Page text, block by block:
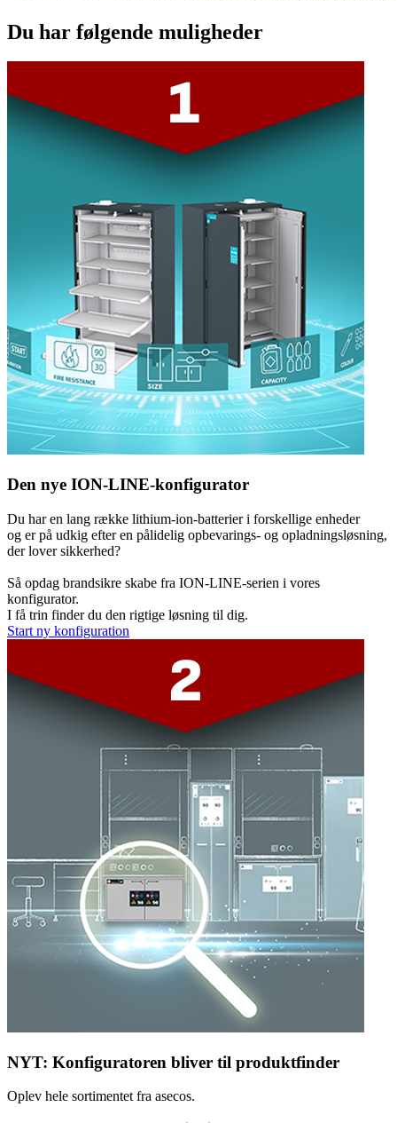
Du har følgende muligheder
Den nye ION-LINE-konfigurator
Du har en lang række lithium-ion-batterier i forskellige enheder
og er på udkig efter en pålidelig opbevarings- og opladningsløsning,
der lover sikkerhed?
Så opdag brandsikre skabe fra ION-LINE-serien i vores
konfigurator.
I få trin finder du den rigtige løsning til dig.
Start ny konfiguration
NYT: Konfiguratoren bliver til produktfinder
Oplev hele sortimentet fra asecos.